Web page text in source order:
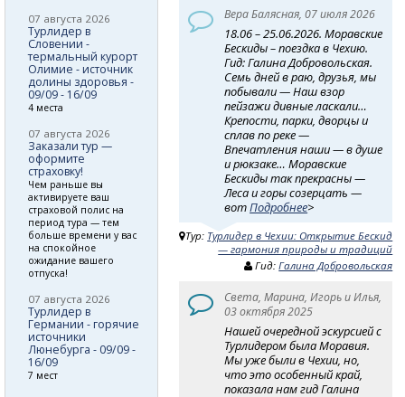
Вера Балясная, 07 июля 2026
18.06 – 25.06.2026. Моравские
Бескиды – поездка в Чехию.
Гид: Галина Добровольская.
Семь дней в раю, друзья, мы
побывали — Наш взор
пейзажи дивные ласкали…
Крепости, парки, дворцы и
сплав по реке —
Впечатления наши — в душе
и рюкзаке… Моравские
Бескиды так прекрасны —
Леса и горы созерцать —
вотПодробнее>
Тур: Турлидер в Чехии: Открытие Бескид
— гармония природы и традиций
Гид:Галина Добровольская
Света, Марина, Игорь и Илья,
03 октября 2025
Нашей очередной эскурсией с
Турлидером была Моравия.
Мы уже были в Чехии, но,
что это особенный край,
показала нам гид Галина
07 августа 2026
Турлидер в
Словении -
термальный курорт
Олимие - источник
долины здоровья -
09/09 - 16/09
4 места
07 августа 2026
Заказали тур —
оформите
страховку!
Чем раньше вы
активируете ваш
страховой полис на
период тура — тем
больше времени у вас
на спокойное
ожидание вашего
отпуска!
07 августа 2026
Турлидер в
Германии - горячие
источники
Люнебурга - 09/09 -
16/09
7 мест